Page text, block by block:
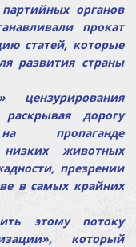
органов
прокат
статей, которые
развития страны
цензурирования
дорогу
пропаганде
низких животных
презрении
в самых крайних
этому потоку
который